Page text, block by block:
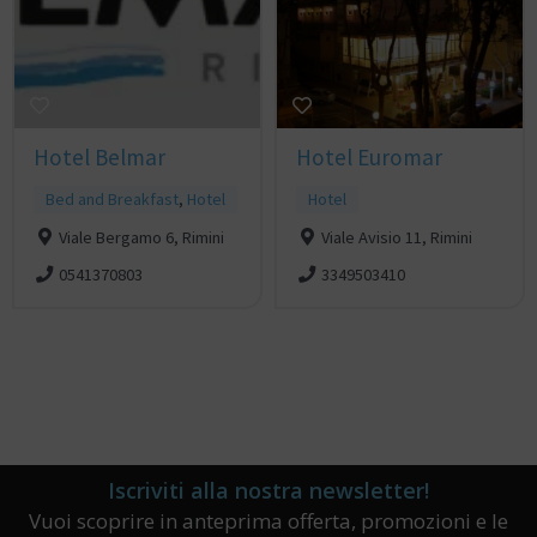
Hotel Belmar
Bed and Breakfast, Hotel
Viale Bergamo 6, Rimini
0541370803
Hotel Euromar
Hotel
Viale Avisio 11, Rimini
3349503410
Iscriviti alla nostra newsletter!
Vuoi scoprire in anteprima offerta, promozioni e le